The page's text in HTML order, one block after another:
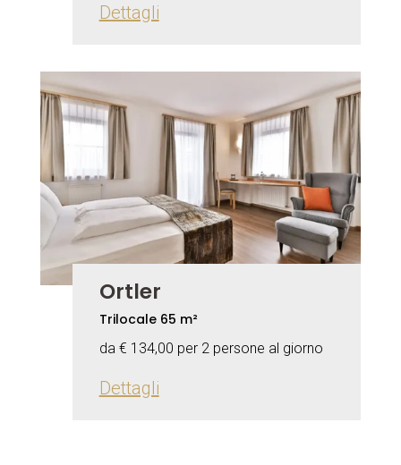
Dettagli
Ortler
Trilocale 65 m²
da € 134,00 per 2 persone al giorno
Dettagli